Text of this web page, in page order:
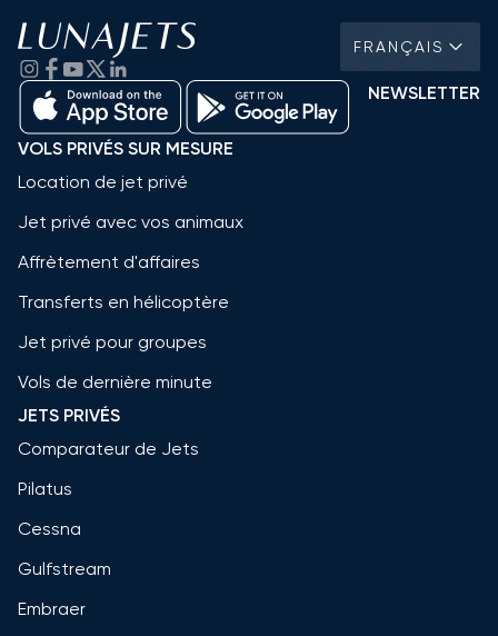
FRANÇAIS
NEWSLETTER
VOLS PRIVÉS SUR MESURE
Location de jet privé
Jet privé avec vos animaux
Affrètement d'affaires
Transferts en hélicoptère
Jet privé pour groupes
Vols de dernière minute
JETS PRIVÉS
Comparateur de Jets
Pilatus
Cessna
Gulfstream
Embraer